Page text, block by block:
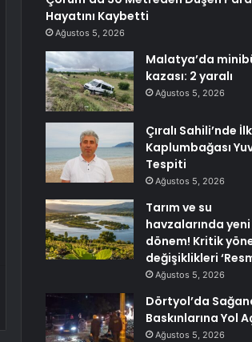
Hayatını Kaybetti
Ağustos 5, 2026
Malatya’da
kazası: 2 yaralı
Ağustos 5, 2026
Çıralı Sahili’nde
Kaplumbağası
Tespiti
Ağustos 5, 2026
Tarım ve su
havzalarında yeni
dönem! Kritik
değişiklikleri
Ağustos 5, 2026
Dörtyol’da
Baskınlarına Yol
Ağustos 5, 2026